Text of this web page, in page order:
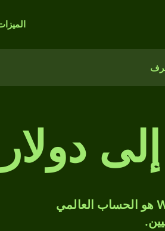
حوّل CNY إلى USD بسعر الصرف المتوسط للسوق. Wise هو الحساب العالمي